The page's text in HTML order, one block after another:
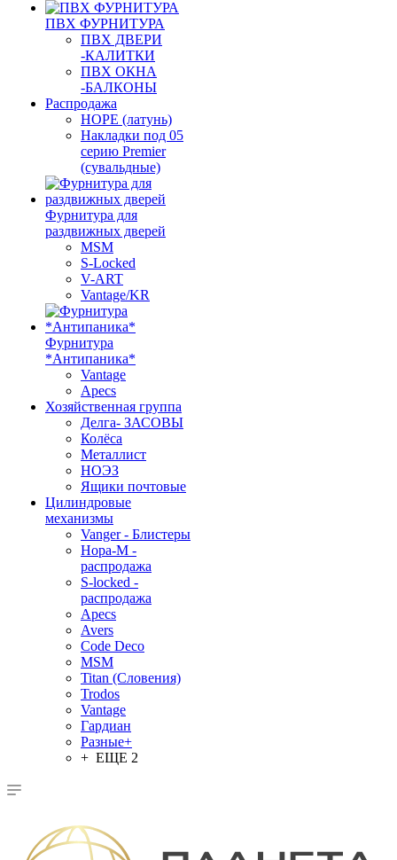
ПВХ ФУРНИТУРА
ПВХ ДВЕРИ
-КАЛИТКИ
ПВХ ОКНА
-БАЛКОНЫ
Распродажа
HOPE (латунь)
Накладки под 05
серию Premier
(сувальдные)
Фурнитура для
раздвижных дверей
MSM
S-Locked
V-ART
Vantage/KR
Фурнитура
*Антипаника*
Vantage
Apecs
Хозяйственная группа
Делга- ЗАСОВЫ
Колёса
Металлист
НОЭЗ
Ящики почтовые
Цилиндровые
механизмы
Vanger - Блистеры
Нора-М -
распродажа
S-locked -
распродажа
Apecs
Avers
Code Deco
MSM
Titan (Словения)
Trodos
Vantage
Гардиан
Разные+
+ ЕЩЕ 2